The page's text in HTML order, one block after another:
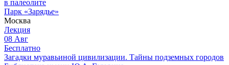
в палеолите
Парк «Зарядье»
Москва
Лекция
08 Авг
Бесплатно
Загадки муравьиной цивилизации. Тайны подземных городов